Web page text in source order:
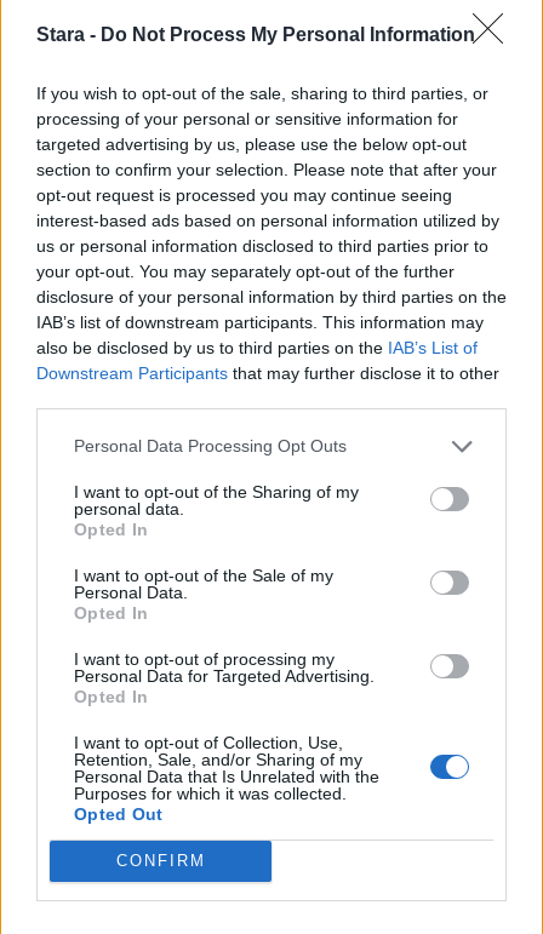
Stara - Do Not Process My Personal Information
If you wish to opt-out of the sale, sharing to third parties, or
processing of your personal or sensitive information for
targeted advertising by us, please use the below opt-out
section to confirm your selection. Please note that after your
opt-out request is processed you may continue seeing
interest-based ads based on personal information utilized by
us or personal information disclosed to third parties prior to
your opt-out. You may separately opt-out of the further
disclosure of your personal information by third parties on the
IAB’s list of downstream participants. This information may
also be disclosed by us to third parties on the IAB’s List of
Downstream Participants that may further disclose it to other
Personal Data Processing Opt Outs
I want to opt-out of the Sharing of my
personal data.
Opted In
I want to opt-out of the Sale of my
Personal Data.
Opted In
I want to opt-out of processing my
Personal Data for Targeted Advertising.
Opted In
I want to opt-out of Collection, Use,
Retention, Sale, and/or Sharing of my
Personal Data that Is Unrelated with the
Purposes for which it was collected.
Opted Out
CONFIRM
Suomi voitti Euroviisut 20 vuotta sitten vuonna
esittämä Hard Rock Hallelujah. Kuin
juhlavuoden kunniaksi tänään ennen pisteiden
antamista juuri Lordi esiintyi Euroviisujen
finaalissa osana All Stars -esitystä. Lordin
kanssa euroviisu-kappaleiden potpurria oli
esittämässä myös Erika Vikman, joten Suomen
osuus finaalilähetyksessä oli tänä vuonna
Voit lisätä Staran Googlen ensisijaiseksi
laatikon. Voit myös lukea lisää tähän artikkeliin
Euroviisut,Linda Lampenius,Pete Parkkonen
laajemmin samasta aihealueesta
osioistamme.
Ilmoita virheestä·Tietoa meistä